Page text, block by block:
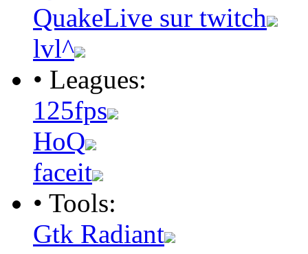
QuakeLive sur twitch
lvl^
• Leagues:
125fps
HoQ
faceit
• Tools:
Gtk Radiant